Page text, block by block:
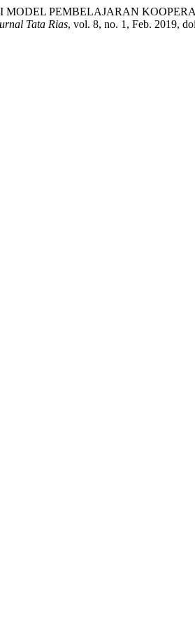
PEMBELAJARAN
Tata Rias, vol. 8, no. 1, Feb. 2019,